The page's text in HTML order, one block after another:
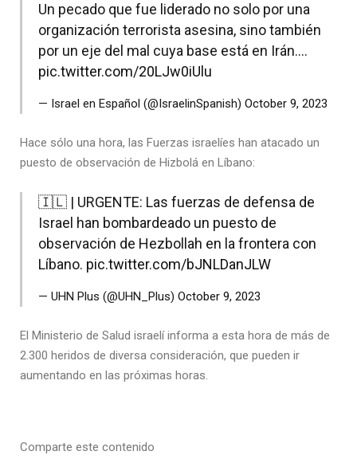
Un pecado que fue liderado no solo por una
organización terrorista asesina, sino también
por un eje del mal cuya base está en Irán.…
pic.twitter.com/20LJw0iUlu
— Israel en Español (@IsraelinSpanish) October 9, 2023
Hace sólo una hora, las Fuerzas israelíes han atacado un
puesto de observación de Hizbolá en Líbano:
🇮🇱 | URGENTE: Las fuerzas de defensa de
Israel han bombardeado un puesto de
observación de Hezbollah en la frontera con
Líbano. pic.twitter.com/bJNLDanJLW
— UHN Plus (@UHN_Plus) October 9, 2023
El Ministerio de Salud israelí informa a esta hora de más de
2.300 heridos de diversa consideración, que pueden ir
aumentando en las próximas horas.
Comparte este contenido